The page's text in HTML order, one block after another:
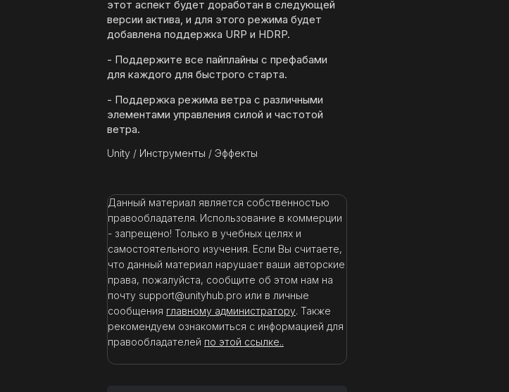
этот аспект будет доработан в следующей
версии актива, и для этого режима будет
добавлена ​​поддержка URP и HDRP.
- Поддержите все пайплайны с префабами
для каждого для быстрого старта.
- Поддержка режима ветра с различными
элементами управления силой и частотой
ветра.
Unity / Инструменты / Эффекты
Данный материал является собственностью
правообладателя. Использование в коммерции
- запрещено! Только в учебных целях и
самостоятельного изучения. Если Вы считаете,
что данный материал нарушает ваши авторские
права, пожалуйста, сообщите об этом нам на
почту support@unityhub.pro или в личные
сообщения главному администратору. Также
рекомендуем ознакомиться с информацией для
правообладателей по этой ссылке..